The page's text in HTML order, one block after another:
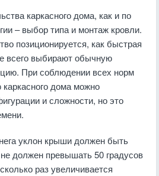
каркасного дома, как и по
– выбор типа и монтаж кровли.
позиционируется, как быстрая
всего выбирают обычную
При соблюдении всех норм
дома можно
и сложности, но это
уклон крыши должен быть
должен превышать 50 градусов
раз увеличивается